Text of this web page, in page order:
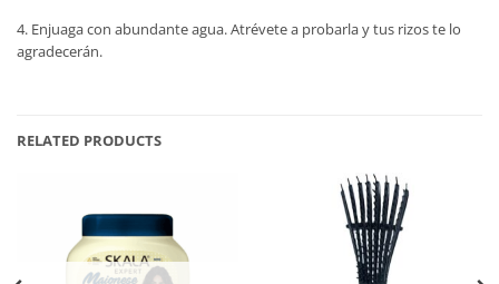
4. Enjuaga con abundante agua. Atrévete a probarla y tus rizos te lo
agradecerán.
RELATED PRODUCTS